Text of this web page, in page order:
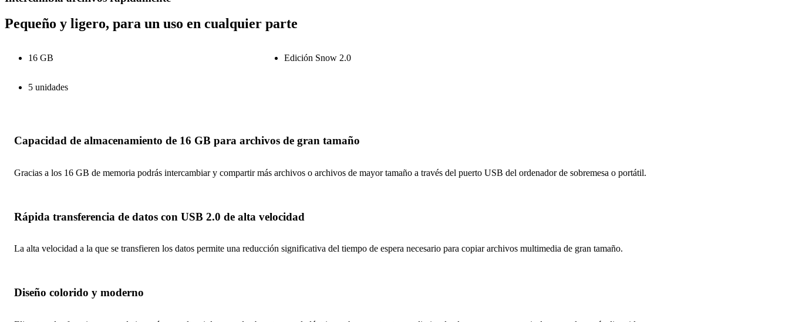
Pequeño y ligero, para un uso en cualquier parte
16 GB Edición Snow 2.0
5 unidades
Capacidad de almacenamiento de 16 GB para archivos de gran tamaño
Gracias a los 16 GB de memoria podrás intercambiar y compartir más archivos o archivos de mayor tamaño a través del puerto USB del ordenador de sobremesa o portátil.
Rápida transferencia de datos con USB 2.0 de alta velocidad
La alta velocidad a la que se transfieren los datos permite una reducción significativa del tiempo de espera necesario para copiar archivos multimedia de gran tamaño.
Diseño colorido y moderno